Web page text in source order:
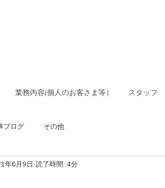
業務内容(個人のお客さま等） スタッフ
ブログ その他
年6月9日 読了時間: 4分